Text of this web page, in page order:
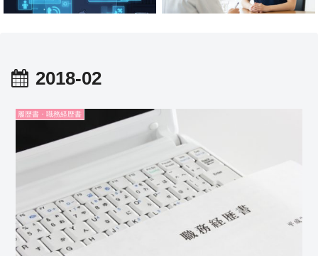
困るポイントまとめ
問のコツ
2018-02
履歴書・職務経歴書